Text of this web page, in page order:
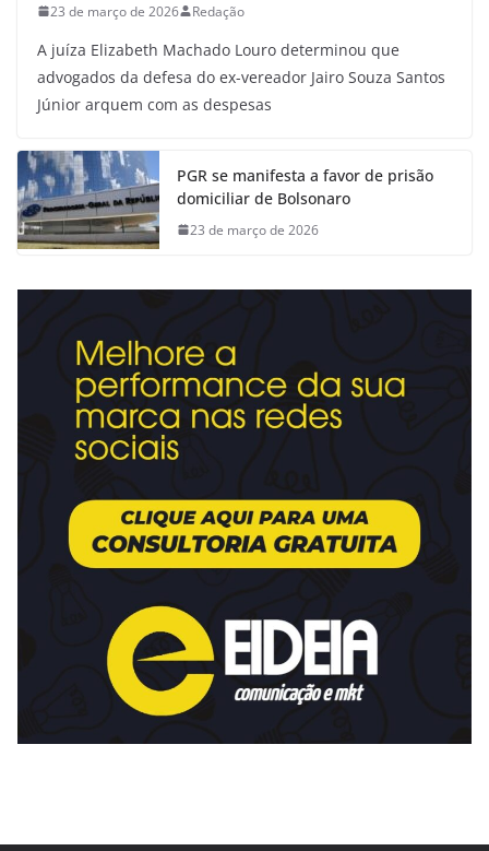
23 de março de 2026 Redação
A juíza Elizabeth Machado Louro determinou que
advogados da defesa do ex-vereador Jairo Souza Santos
Júnior arquem com as despesas
PGR se manifesta a favor de prisão
domiciliar de Bolsonaro
23 de março de 2026